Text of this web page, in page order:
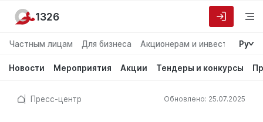
Частным лицам Для бизнеса Акционерам и инвесторам
Ру
Новости Мероприятия Акции Тендеры и конкурсы
1326
Пресс-центр Обновлено: 25.07.2025